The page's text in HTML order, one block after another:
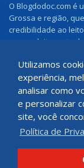
Utilizamos
experiência,
analisar como
e personalizar
site, você
Política de
O Blogdodoc.com é
Grossa e região,
credibilidade ao
nossos leitores
Grupo
Rua Rio de Janeiro,
CEP: 84070-060 -
Ponta Grossa \ PR